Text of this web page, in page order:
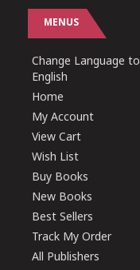
MENUS
Change Language to
English
Home
My Account
View Cart
Wish List
Buy Books
New Books
Best Sellers
Track My Order
All Publishers